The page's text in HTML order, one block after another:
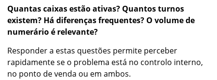
Quantas caixas estão ativas? Quantos turnos
existem? Há diferenças frequentes? O volume de
numerário é relevante?
Responder a estas questões permite perceber
rapidamente se o problema está no controlo interno,
no ponto de venda ou em ambos.